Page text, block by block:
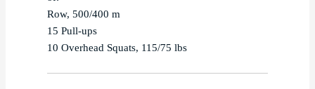
Row, 500/400 m
15 Pull-ups
10 Overhead Squats, 115/75 lbs